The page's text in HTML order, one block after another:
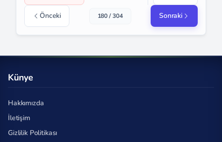
Önceki 180 / 304 Sonraki
Künye
Hakkımızda
İletişim
Gizlilik Politikası